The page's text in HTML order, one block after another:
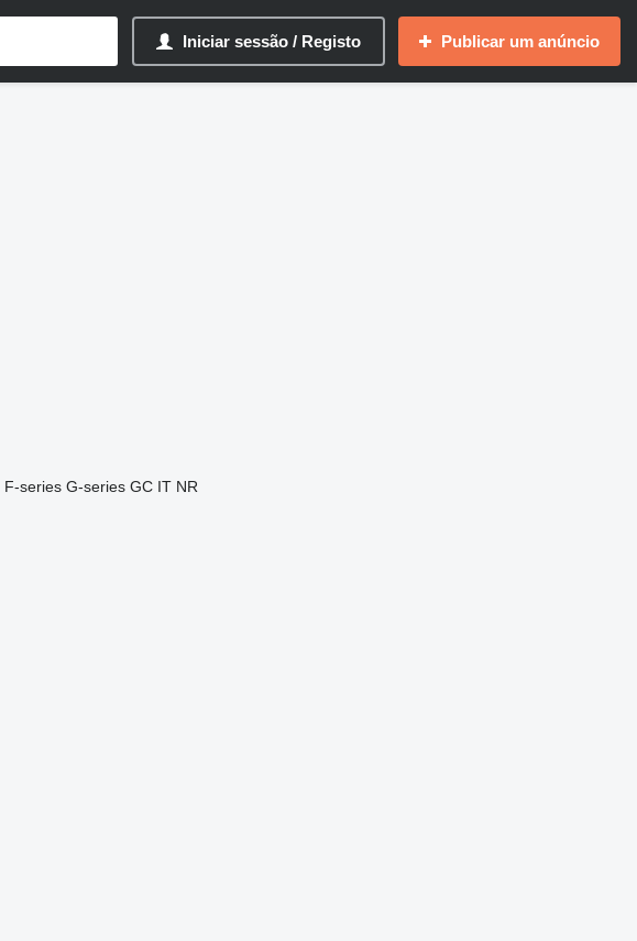
Iniciar sessão / Registo Publicar um anúncio
F-series G-series GC IT NR